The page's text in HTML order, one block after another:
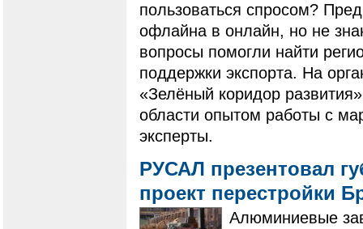
пользоваться спросом?
офлайна в онлайн, но не
вопросы помогли найти
поддержки экспорта. На
«Зелёный коридор
области опытом работы с
эксперты.
РУСАЛ презентовал
проект перестройки
Алюминиевые